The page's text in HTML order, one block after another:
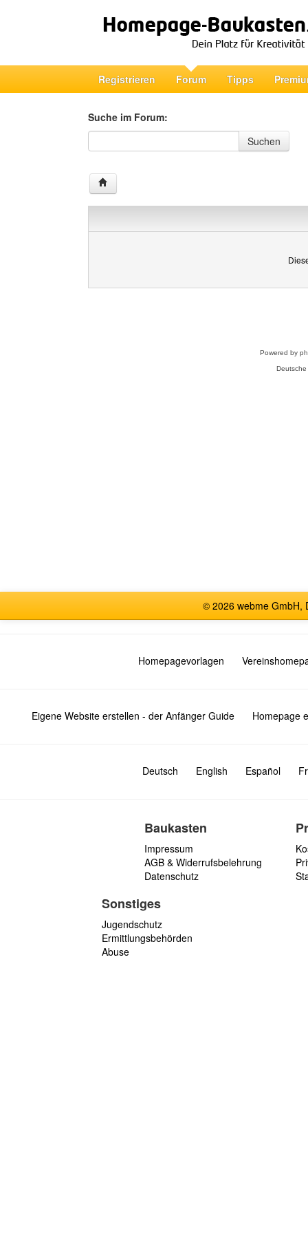
Registrieren Forum Tipps
Suche im Forum:
Suche im Forum
Suchen
Powered by
© 2026 webme GmbH,
Homepagevorlagen
Eigene Website erstellen - der Anfänger Guide Homepage
Deutsch English Español
Baukasten
Impressum
AGB & Widerrufsbelehrung
Datenschutz
Sonstiges
Jugendschutz
Ermittlungsbehörden
Abuse